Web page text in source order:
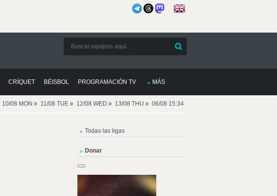
CRÍQUET BÉISBOL PROGRAMACIÓN TV MÁS
10/08 MON 11/08 TUE 12/08 WED 13/08 THU 06/08 15:34
Todas las ligas
Donar